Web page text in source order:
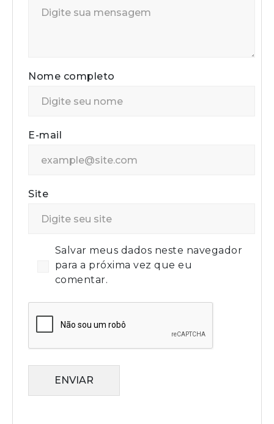
Nome completo
E-mail
Site
Salvar meus dados neste navegador
para a próxima vez que eu
comentar.
ENVIAR